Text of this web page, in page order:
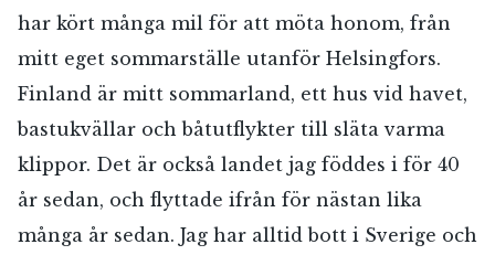
har kört många mil för att möta honom, från
mitt eget sommarställe utanför Helsingfors.
Finland är mitt sommarland, ett hus vid havet,
bastukvällar och båtutflykter till släta varma
klippor. Det är också landet jag föddes i för 40
år sedan, och flyttade ifrån för nästan lika
många år sedan. Jag har alltid bott i Sverige och